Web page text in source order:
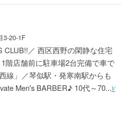
3-20-1F
CLUB!!／ 西区西野の閑静な住宅
階店舗前に駐車場2台完備で車で
線」／琴似駅・発寒南駅からも
Men's BARBER♪ 10代～70...V